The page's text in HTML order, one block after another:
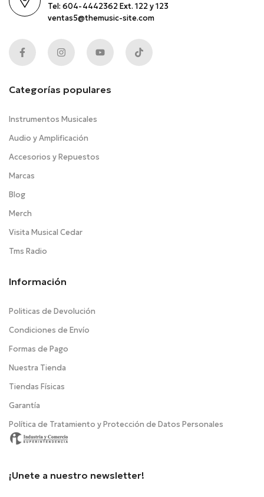
Tel: 604-4442362 Ext. 122 y 123
ventas5@themusic-site.com
Categorías populares
Instrumentos Musicales
Audio y Amplificación
Accesorios y Repuestos
Marcas
Blog
Merch
Visita Musical Cedar
Tms Radio
Información
Politicas de Devolución
Condiciones de Envío
Formas de Pago
Nuestra Tienda
Tiendas Físicas
Garantía
Política de Tratamiento y Protección de Datos Personales
¡Unete a nuestro newsletter!